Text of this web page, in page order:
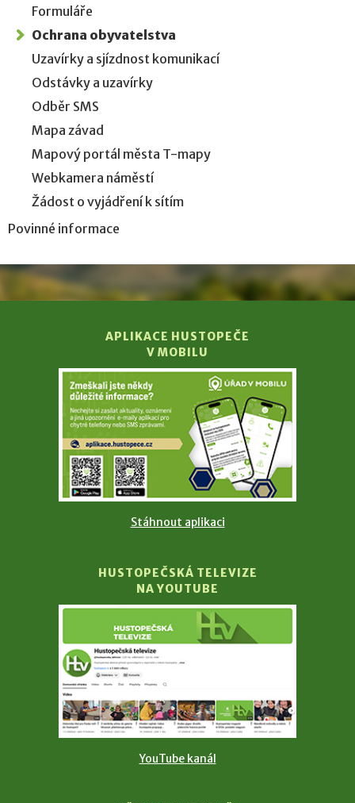
Formuláře
Ochrana obyvatelstva
Uzavírky a sjízdnost komunikací
Odstávky a uzavírky
Odběr SMS
Mapa závad
Mapový portál města T-mapy
Webkamera náměstí
Žádost o vyjádření k sítím
Povinné informace
APLIKACE HUSTOPEČE
V MOBILU
Stáhnout aplikaci
HUSTOPEČSKÁ TELEVIZE
NA YOUTUBE
YouTube kanál